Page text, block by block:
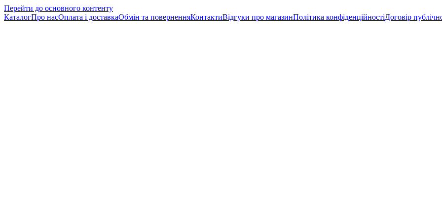
Перейти до основного контенту
КаталогПро насОплата і доставкаОбмін та поверненняКонтактиВідгуки про магазинПолітика конфіденційностіДоговір